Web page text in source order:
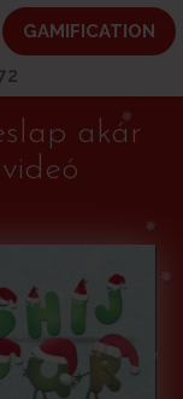
GAMIFICATION
akár